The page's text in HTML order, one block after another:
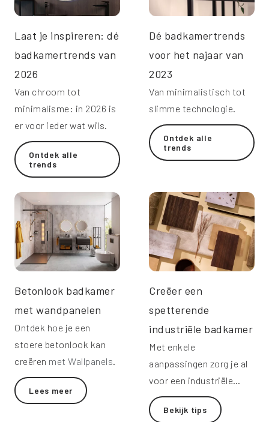
Laat je inspireren: dé
badkamertrends van
2026
Van chroom tot
minimalisme: in 2026 is
er voor ieder wat wils.
Ontdek alle
trends
Dé badkamertrends
voor het najaar van
2023
Van minimalistisch tot
slimme technologie.
Ontdek alle
trends
Betonlook badkamer
met wandpanelen
Ontdek hoe je een
stoere betonlook kan
creëren met Wallpanels.
Lees meer
Creëer een
spetterende
industriële badkamer
Met enkele
aanpassingen zorg je al
voor een industriële
uitstraling.
Bekijk tips